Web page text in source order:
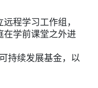
程学习工作组，
在学前课堂之外进
持续发展基金，以